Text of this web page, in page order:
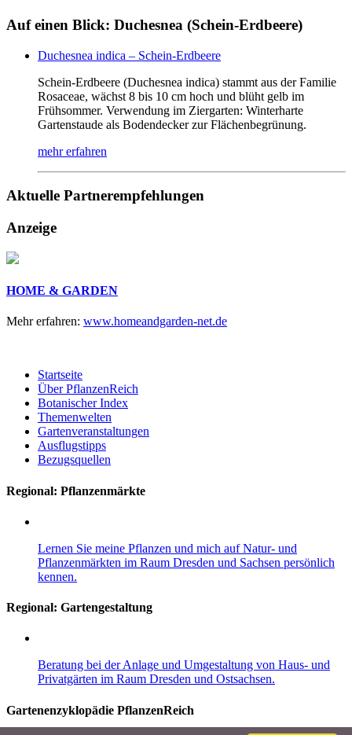
Auf einen Blick: Duchesnea (Schein-Erdbeere)
Duchesnea indica – Schein-Erdbeere
Schein-Erdbeere (Duchesnea indica) stammt aus der Familie
Rosaceae, wächst 8 bis 10 cm hoch und blüht gelb im
Frühsommer. Verwendung im Ziergarten: Winterharte
Gartenstaude als Bodendecker zur Flächenbegrünung.
mehr erfahren
Aktuelle Partnerempfehlungen
Anzeige
HOME & GARDEN
Mehr erfahren: www.homeandgarden-net.de
Startseite
Über PflanzenReich
Botanischer Index
Themenwelten
Gartenveranstaltungen
Ausflugstipps
Bezugsquellen
Regional: Pflanzenmärkte
Lernen Sie meine Pflanzen und mich auf Natur- und
Pflanzenmärkten im Raum Dresden und Sachsen persönlich
kennen.
Regional: Gartengestaltung
Beratung bei der Anlage und Umgestaltung von Haus- und
Privatgärten im Raum Dresden und Ostsachsen.
Gartenenzyklopädie PflanzenReich